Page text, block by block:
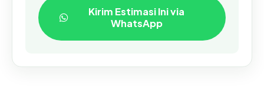
Kirim Estimasi Ini via
WhatsApp